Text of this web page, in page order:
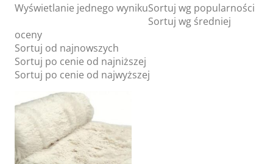
Sklep
Blog
Wyświetlanie jednego wynikuSortuj wg popularności
Sortuj wg średniej
oceny
Sortuj od najnowszych
Sortuj po cenie od najniższej
Sortuj po cenie od najwyższej